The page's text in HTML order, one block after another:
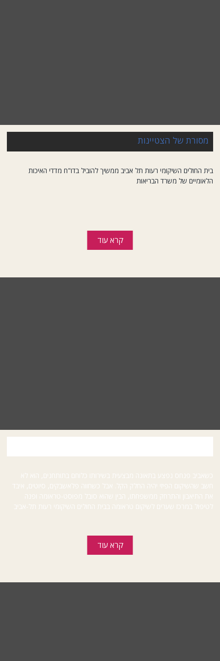
מסורת של הצטיינות
בית החולים השיקומי רעות תל אביב ממשיך להוביל בדו"ח מדדי האיכות
הלאומיים של משרד הבריאות
קרא עוד
כשאביב פנחס נפצע בתאונה מבצעית בשירותו כלוחם בתותחנים, הוא לא
חשב שהשיקום הפיזי יהיה החלק הקל. אבל כשחווה פלאשבקים, סיוטים, איבד
את התיאבון והתרחק ממשפחתו, הבין שהוא סובל מפוסט-טראומה ופנה
לטיפול במרכז שערים לשיקום טראומה בבית החולים השיקומי רעות תל-אביב
קרא עוד